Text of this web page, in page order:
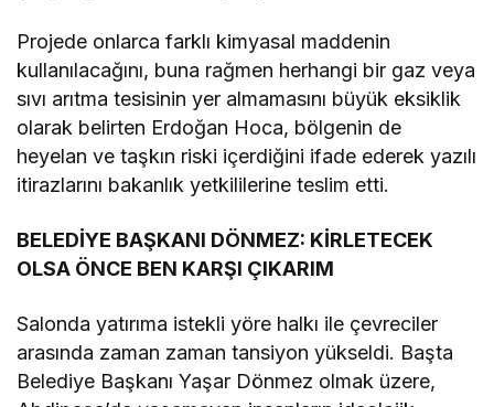
Projede onlarca farklı kimyasal maddenin
kullanılacağını, buna rağmen herhangi bir gaz veya
sıvı arıtma tesisinin yer almamasını büyük eksiklik
olarak belirten Erdoğan Hoca, bölgenin de
heyelan ve taşkın riski içerdiğini ifade ederek yazılı
itirazlarını bakanlık yetkililerine teslim etti.
BELEDİYE BAŞKANI DÖNMEZ: KİRLETECEK
OLSA ÖNCE BEN KARŞI ÇIKARIM
Salonda yatırıma istekli yöre halkı ile çevreciler
arasında zaman zaman tansiyon yükseldi. Başta
Belediye Başkanı Yaşar Dönmez olmak üzere,